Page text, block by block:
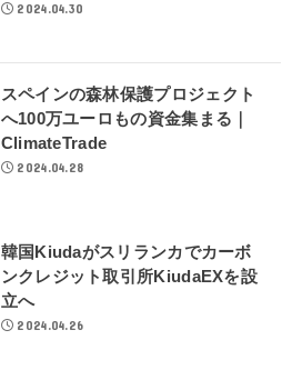
2024.04.30
スペインの森林保護プロジェクト
へ100万ユーロもの資金集まる｜
ClimateTrade
2024.04.28
韓国Kiudaがスリランカでカーボ
ンクレジット取引所KiudaEXを設
立へ
2024.04.26